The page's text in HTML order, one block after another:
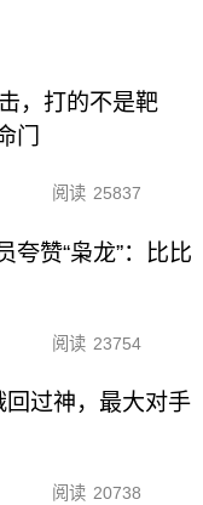
，打的不是靶
门
阅读 25837
夸赞“枭龙”：比比
阅读 23754
过神，最大对手
阅读 20738